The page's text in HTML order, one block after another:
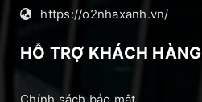
https://o2nhaxanh.vn/
HỖ TRỢ KHÁCH HÀNG